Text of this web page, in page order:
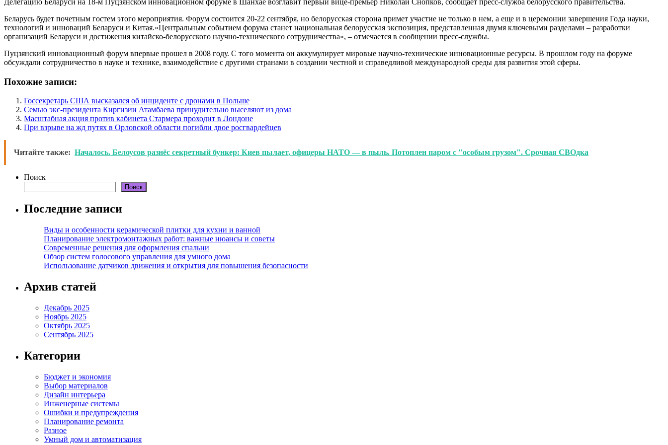
Беларусь будет почетным гостем этого мероприятия. Форум состоится 20-22 сентября, но белорусская сторона примет участие не только в нем, а еще и в церемонии завершения Года науки,
технологий и инноваций Беларуси и Китая.»Центральным событием форума станет национальная белорусская экспозиция, представленная двумя ключевыми разделами – разработки
организаций Беларуси и достижения китайско-белорусского научно-технического сотрудничества», – отмечается в сообщении пресс-службы.
Пуцзянский инновационный форум впервые прошел в 2008 году. С того момента он аккумулирует мировые научно-технические инновационные ресурсы. В прошлом году на форуме
обсуждали сотрудничество в науке и технике, взаимодействие с другими странами в создании честной и справедливой международной среды для развития этой сферы.
Похожие записи:
Госсекретарь США высказался об инциденте с дронами в Польше
Семью экс-президента Киргизии Атамбаева принудительно выселяют из дома
Масштабная акция против кабинета Стармера проходит в Лондоне
При взрыве на жд путях в Орловской области погибли двое росгвардейцев
Читайте также: Началось. Белоусов разнёс секретный бункер: Киев пылает, офицеры НАТО — в пыль. Потоплен паром с "особым грузом". Срочная СВОдка
Поиск
Поиск
Последние записи
Виды и особенности керамической плитки для кухни и ванной
Планирование электромонтажных работ: важные нюансы и советы
Современные решения для оформления спальни
Обзор систем голосового управления для умного дома
Использование датчиков движения и открытия для повышения безопасности
Архив статей
Декабрь 2025
Ноябрь 2025
Октябрь 2025
Сентябрь 2025
Категории
Бюджет и экономия
Выбор материалов
Дизайн интерьера
Инженерные системы
Ошибки и предупреждения
Планирование ремонта
Разное
Умный дом и автоматизация